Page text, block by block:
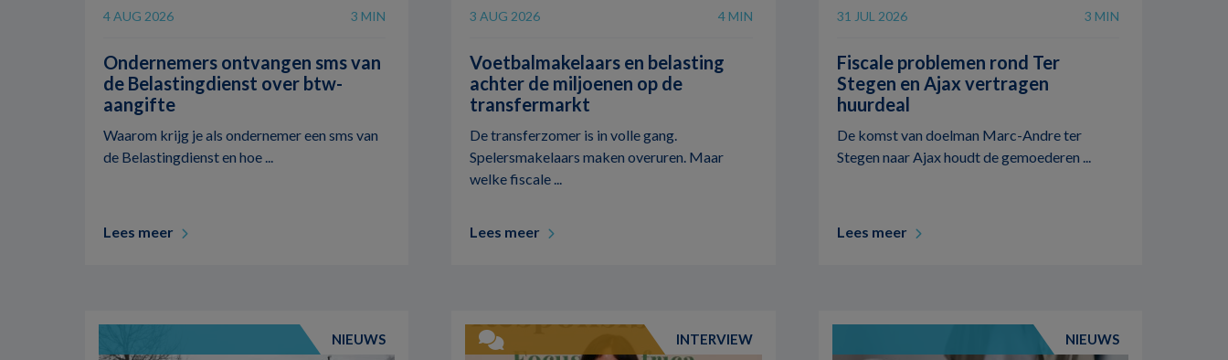
4 AUG 2026 3 MIN
Ondernemers ontvangen sms van
de Belastingdienst over btw-
aangifte
Waarom krijg je als ondernemer een sms van
de Belastingdienst en hoe ...
Lees meer
3 AUG 2026 4 MIN
Voetbalmakelaars en belasting
achter de miljoenen op de
transfermarkt
De transferzomer is in volle gang.
Spelersmakelaars maken overuren. Maar
welke fiscale ...
Lees meer
31 JUL 2026 3 MIN
Fiscale problemen rond Ter
Stegen en Ajax vertragen
huurdeal
De komst van doelman Marc-Andre ter
Stegen naar Ajax houdt de gemoederen ...
Lees meer
NIEUWS INTERVIEW NIEUWS